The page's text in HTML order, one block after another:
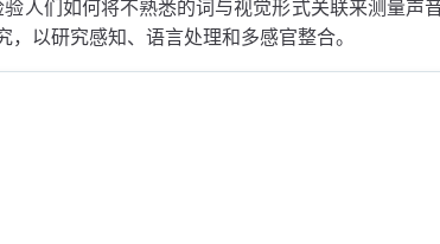
人们如何将不熟悉的词与视觉形式关联来测量声
以研究感知、语言处理和多感官整合。